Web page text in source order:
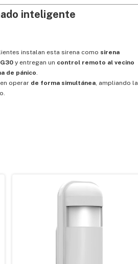
inteligente
instalan esta sirena como sirena
y entregan un control remoto al vecino
de pánico.
operar de forma simultánea, ampliando la